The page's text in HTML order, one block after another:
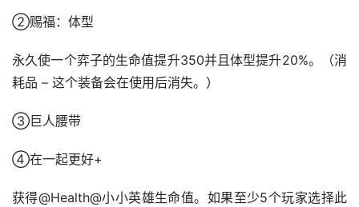
②赐福：体型
永久使一个弈子的生命值提升350并且体型提升20%。（消
耗品 – 这个装备会在使用后消失。）
③巨人腰带
④在一起更好+
获得@Health@小小英雄生命值。如果至少5个玩家选择此